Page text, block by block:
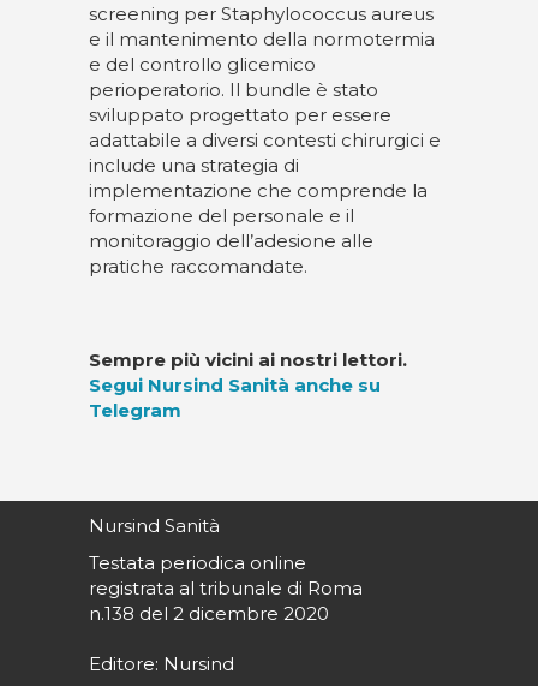
screening per Staphylococcus aureus
e il mantenimento della normotermia
e del controllo glicemico
perioperatorio. Il bundle è stato
sviluppato progettato per essere
adattabile a diversi contesti chirurgici e
include una strategia di
implementazione che comprende la
formazione del personale e il
monitoraggio dell’adesione alle
pratiche raccomandate.
Sempre più vicini ai nostri lettori.
Segui Nursind Sanità anche su
Telegram
Nursind Sanità
Testata periodica online
registrata al tribunale di Roma
n.138 del 2 dicembre 2020
Editore: Nursind